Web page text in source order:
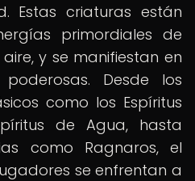
Estas criaturas están
primordiales de
y se manifiestan en
Desde los
como los Espíritus
de Agua, hasta
como Ragnaros, el
se enfrentan a